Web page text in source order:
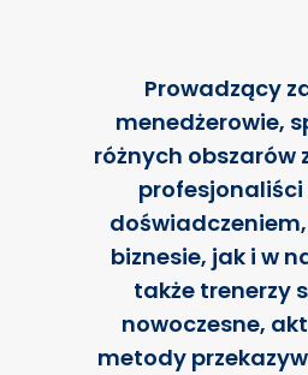
Prowadzący
menedżerowie,
różnych obszarów
profesjonaliści
biznesie, jak i w
także trenerzy
nowoczesne,
metody